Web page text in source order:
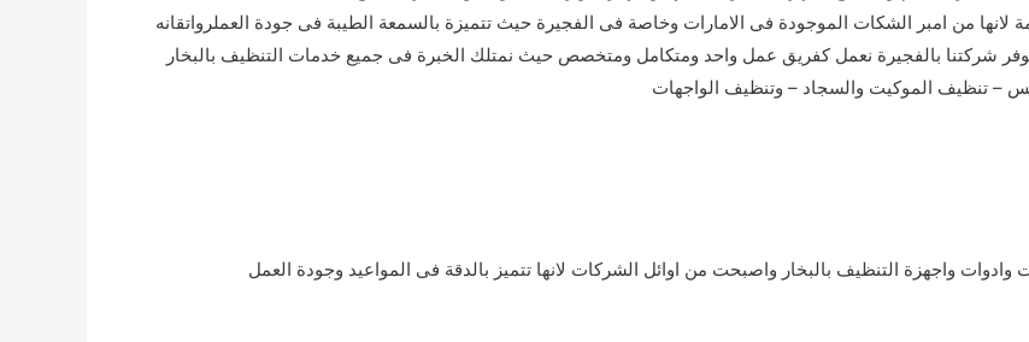
لانها من امبر الشكات الموجودة فى الامارات وخاصة فى الفجيرة حيث تتميزة بالسمعة الطيبة فى جودة العملرواتقانه
نوفر شركتنا بالفجيرة نعمل كفريق عمل واحد ومتكامل ومتخصص حيث نمتلك الخبرة فى جميع خدمات التنظيف بالبخار
– تنظيف الموكيت والسجاد – وتنظيف الواجهات
واجهزة التنظيف بالبخار واصبحت من اوائل الشركات لانها تتميز بالدقة فى المواعيد وجودة العمل